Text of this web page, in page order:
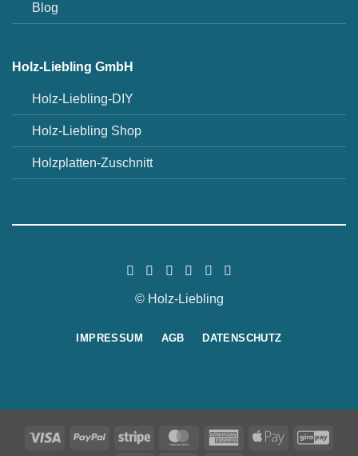
Blog
Holz-Liebling GmbH
Holz-Liebling-DIY
Holz-Liebling Shop
Holzplatten-Zuschnitt
© Holz-Liebling
IMPRESSUM AGB DATENSCHUTZ
Visa PayPal Stripe MasterCardAmericanApple